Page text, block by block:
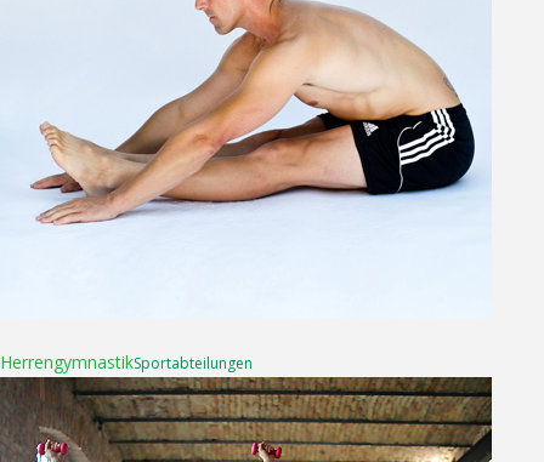
Herren­gymnastikSport­abteilungen